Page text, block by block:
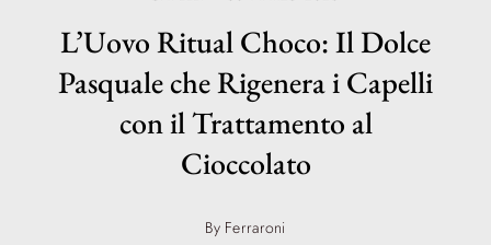
L’Uovo Ritual Choco: Il Dolce
Pasquale che Rigenera i Capelli
con il Trattamento al
Cioccolato
By Ferraroni